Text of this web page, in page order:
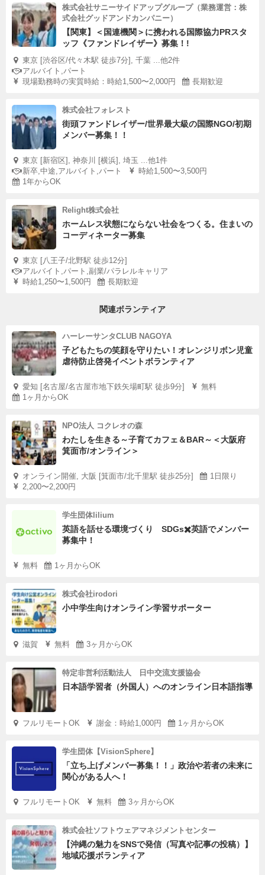
株式会社サニーサイドアップグループ（業務運営：株
式会社グッドアンドカンパニー）
【関東】＜国連機関＞に携われる国際協力PRスタ
ッフ《ファンドレイザー》募集！!
東京 [渋谷区/代々木駅 徒歩7分], 千葉 ...他2件
アルバイト,パート
現場勤務時の実質時給：時給1,500〜2,000円
長期歓迎
株式会社フォレスト
街頭ファンドレイザー/世界最大級の国際NGO/初期
メンバー募集！！
東京 [新宿区], 神奈川 [横浜], 埼玉 ...他1件
新卒,中途,アルバイト,パート
時給1,500〜3,500円
1年からOK
Relight株式会社
ホームレス状態にならない社会をつくる。住まいの
コーディネーター募集
東京 [八王子/北野駅 徒歩12分]
アルバイト,パート,副業/パラレルキャリア
時給1,250〜1,500円
長期歓迎
関連ボランティア
ハーレーサンタCLUB NAGOYA
子どもたちの笑顔を守りたい！オレンジリボン児童
虐待防止啓発イベントボランティア
愛知 [名古屋/名古屋市地下鉄矢場町駅 徒歩9分]
無料
1ヶ月からOK
NPO法人 コクレオの森
わたしを生きる～子育てカフェ＆BAR～＜大阪府
箕面市/オンライン＞
オンライン開催, 大阪 [箕面市/北千里駅 徒歩25分]
1日限り
2,200〜2,200円
学生団体lilium
英語を話せる環境づくり SDGs✖️英語でメンバー
募集中！
無料 1ヶ月からOK
株式会社irodori
小中学生向けオンライン学習サポーター
滋賀 無料 3ヶ月からOK
特定非営利活動法人 日中交流支援協会
日本語学習者（外国人）へのオンライン日本語指導
フルリモートOK 謝金：時給1,000円 1ヶ月からOK
学生団体【VisionSphere】
「立ち上げメンバー募集！！」政治や若者の未来に
関心がある人へ！
フルリモートOK 無料 3ヶ月からOK
株式会社ソフトウェアマネジメントセンター
【沖縄の魅力をSNSで発信（写真や記事の投稿）】
地域応援ボランティア